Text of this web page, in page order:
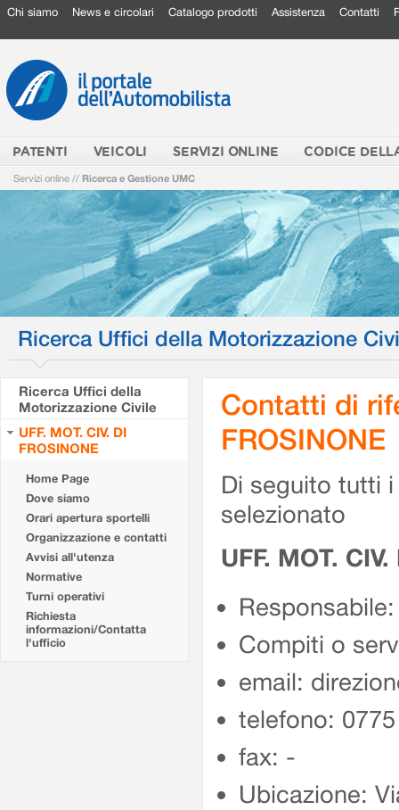
Chi siamo News e circolari Catalogo prodotti Assistenza Contatti
PATENTI VEICOLI SERVIZI ONLINE CODICE
Servizi online // Ricerca e Gestione UMC
Ricerca Uffici della Motorizzazione
Ricerca Uffici della
Motorizzazione Civile
UFF. MOT. CIV. DI
FROSINONE
Home Page
Dove siamo
Orari apertura sportelli
Organizzazione e contatti
Avvisi all'utenza
Normative
Turni operativi
Richiesta
informazioni/Contatta
l'ufficio
Contatti di
FROSINONE
Di seguito tutti
selezionato
UFF. MOT.
Compiti o
email:
telefono:
fax: -
Ubicazione: